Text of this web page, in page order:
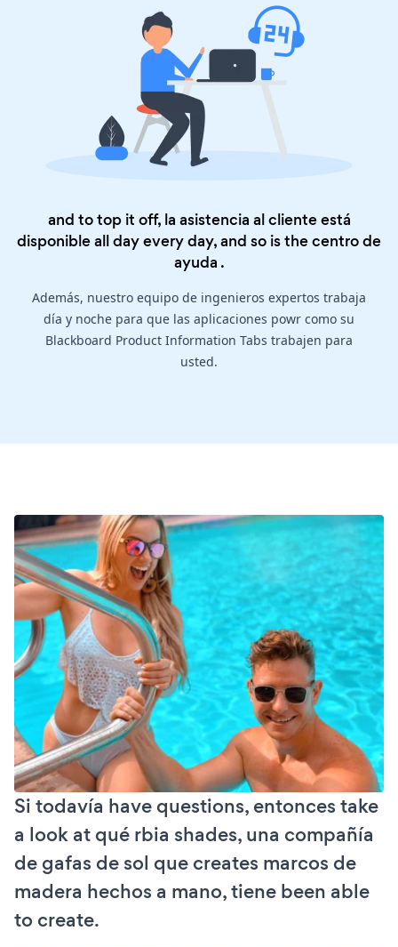
and to top it off, la asistencia al cliente está
disponible all day every day, and so is thecentro de
ayuda .
Además, nuestro equipo de ingenieros expertos trabaja
día y noche para que las aplicaciones powr como su
Blackboard Product Information Tabs trabajen para
usted.
Si todavía have questions, entonces take
a look at qué rbia shades, una compañía
de gafas de sol que creates marcos de
madera hechos a mano, tiene been able
to create.